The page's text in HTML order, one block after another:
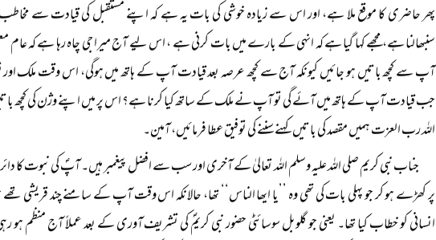
پھر حاضری کا موقع ملا ہے، اور اس سے زیادہ خوشی کی بات یہ ہے کہ اپنے مستقبل کی قیادت سے
سنبھالنا ہے، مجھے کہا گیا ہے کہ انہی کے بارے میں بات کرنی ہے ، اس لیے آج میرا جی چاہ رہا ہے کہ عام
آپ سے کچھ باتیں ہو جائیں کیونکہ آج سے کچھ عرصہ بعد قیادت آپ کے ہاتھ میں ہوگی، اس وقت ملک
جب قیادت آپ کے ہاتھ میں آئے گی تو آپ نے ملک کے ساتھ کیا کرنا ہے؟ اس پر میں اپنے وژن کی کچھ
اللہ رب العزت ہمیں مقصد کی باتیں کہنے سننے کی توفیق عطا فرمائیں، آمین۔
جناب نبی کریم صلی اللہ علیہ وسلم اللہ تعالیٰ کے آخری اور سب سے افضل پیغمبر ہیں۔ آپؐ کی نبوت کا
پر کھڑے ہو کر جو پہلی بات کی تھی وہ ’’یا ایھا الناس‘‘ تھا، حالانکہ اس وقت آپ کے سامنے چند قریشی
انسانی کو خطاب کیا تھا۔ یعنی جو گلوبل سوسائٹی حضور نبی کریمؐ کی تشریف آوری کے بعد عملاً آج منظم ہو